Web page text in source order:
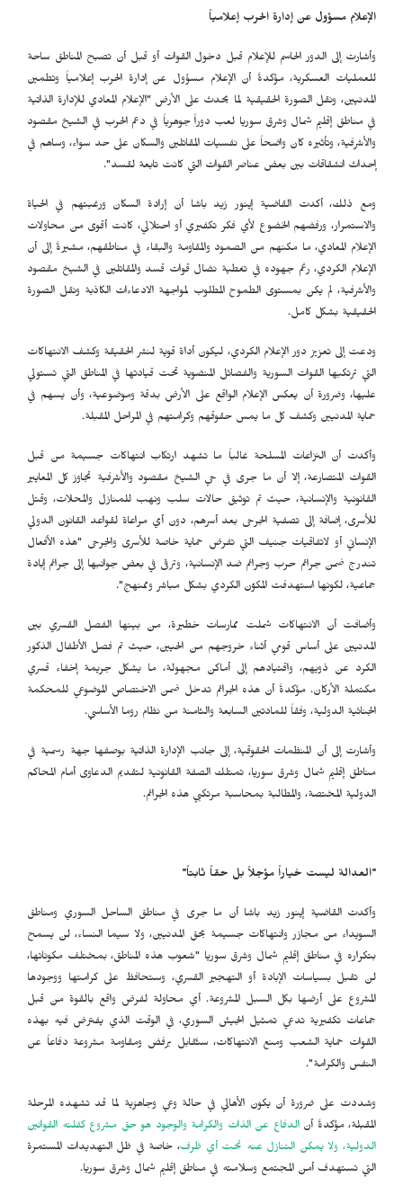
الإعلام مسؤول عن إدارة الحرب إعلامياً
وأشارت إلى الدور الحاسم للإعلام قبل دخول القوات أو قبل أن تصبح المناطق ساحة
للعمليات العسكرية، مؤكدةً أن الإعلام مسؤول عن إدارة الحرب إعلامياً وتطمين
المدنيين، ونقل الصورة الحقيقية لما يحدث على الأرض "الإعلام المعادي للإدارة الذاتية
في مناطق إقليم شمال وشرق سوريا لعب دوراً جوهرياً في دعم الحرب في الشيخ مقصود
والأشرفية، وتأثيره كان واضحاً على نفسيات المقاتلين والسكان على حد سواء، وساهم في
إحداث انشقاقات بين بعض عناصر القوات التي كانت تابعة لقسد".
ومع ذلك، أكدت القاضية إينور زيد باشا أن إرادة السكان ورغبتهم في الحياة
والاستمرار، ورفضهم الخضوع لأي فكر تكفيري أو احتلالي، كانت أقوى من محاولات
الإعلام المعادي، ما مكنهم من الصمود والمقاومة والبقاء في مناطقهم، مشيرةً إلى أن
الإعلام الكردي، رغم جهوده في تغطية نضال قوات قسد والمقاتلين في الشيخ مقصود
والأشرفية، لم يكن بمستوى الطموح المطلوب لمواجهة الادعاءات الكاذبة ونقل الصورة
الحقيقية بشكل كامل.
ودعت إلى تعزيز دور الإعلام الكردي، ليكون أداة قوية لنشر الحقيقة وكشف الانتهاكات
التي ترتكبها القوات السورية والفصائل المنضوية تحت قيادتها في المناطق التي تستولي
عليها، وضرورة أن يعكس الإعلام الواقع على الأرض بدقة وموضوعية، وأن يسهم في
حماية المدنيين وكشف كل ما يمس حقوقهم وكرامتهم في المراحل المقبلة.
وأكدت أن النزاعات المسلحة غالباً ما تشهد ارتكاب انتهاكات جسيمة من قبل
القوات المتصارعة، إلا أن ما جرى في حي الشيخ مقصود والأشرفية تجاوز كل المعايير
القانونية والإنسانية، حيث تم توثيق حالات سلب ونهب للمنازل والمحلات، وقتل
للأسرى، إضافة إلى تصفية الجرحى بعد أسرهم، دون أي مراعاة لقواعد القانون الدولي
الإنساني أو لاتفاقيات جنيف التي تفرض حماية خاصة للأسرى والجرحى "هذه الأفعال
تندرج ضمن جرائم حرب وجرائم ضد الإنسانية، وترقى في بعض جوانبها إلى جرائم إبادة
جماعية، لكونها استهدفت المكوّن الكردي بشكل مباشر وممنهج".
وأضافت أن الانتهاكات شملت ممارسات خطيرة، من بينها الفصل القسري بين
المدنيين على أساس قومي أثناء خروجهم من الحيين، حيث تم فصل الأطفال الذكور
الكرد عن ذويهم، واقتيادهم إلى أماكن مجهولة، ما يشكل جريمة إخفاء قسري
مكتملة الأركان. مؤكدةً أن هذه الجرائم تدخل ضمن الاختصاص الموضوعي للمحكمة
الجنائية الدولية، وفقاً للمادتين السابعة والثامنة من نظام روما الأساسي.
وأشارت إلى أن المنظمات الحقوقية، إلى جانب الإدارة الذاتية بوصفها جهة رسمية في
مناطق إقليم شمال وشرق سوريا، تمتلك الصفة القانونية لتقديم الدعاوى أمام المحاكم
الدولية المختصة، والمطالبة بمحاسبة مرتكبي هذه الجرائم.
"العدالة ليست خياراً مؤجلاً بل حقاً ثابتاً"
وأكدت القاضية إينور زيد باشا أن ما جرى في مناطق الساحل السوري ومناطق
السويداء من مجازر وانتهاكات جسيمة بحق المدنيين، ولا سيما النساء، لن يسمح
بتكراره في مناطق إقليم شمال وشرق سوريا "شعوب هذه المناطق، بمختلف مكوناتها،
لن تقبل بسياسات الإبادة أو التهجير القسري، وستحافظ على كرامتها ووجودها
المشروع على أرضها بكل السبل المشروعة. أي محاولة لفرض واقع بالقوة من قبل
جماعات تكفيرية تدعي تمثيل الجيش السوري، في الوقت الذي يفترض فيه بهذه
القوات حماية الشعب ومنع الانتهاكات، ستُقابل برفض ومقاومة مشروعة دفاعاً عن
النفس والكرامة".
وشددت على ضرورة أن يكون الأهالي في حالة وعي وجاهزية لما قد تشهده المرحلة
المقبلة، مؤكدةً أنالدفاع عن الذات والكرامة والوجود هو حق مشروع كفلته القوانين
الدولية، ولا يمكن التنازل عنه تحت أي ظرف، خاصة في ظل التهديدات المستمرة
التي تستهدف أمن المجتمع وسلامته في مناطق إقليم شمال وشرق سوريا.